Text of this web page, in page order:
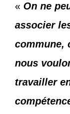
« On ne
associer
commune,
nous
travailler